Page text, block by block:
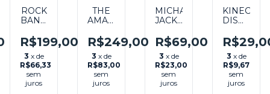
ROCK
BAND
PACK:
CLASSIC
ROCK
(LACRADO)
SEMINOVO
-
R$199,00
3 x de
R$66,33
sem
juros
THE
AMAZING
MAN
2
SEMINOVO
-
XBOX
360
R$249,00
3 x de
R$83,00
sem
juros
MICHAEL
JACKSON:
EXPERIENCE
SEMINOVO
–
XBOX
360
R$69,00
3 x de
R$23,00
sem
juros
KINECT
-
XBOX
360
3 x de
R$9,67
sem
juros